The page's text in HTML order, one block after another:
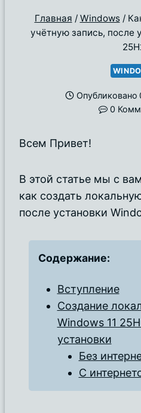
Главная / Windows /
учётную запись, после
Опубликовано
0
Всем Привет!
В этой статье мы с
как создать
после установки
Содержание:
Вступление
Создание
Windows 11
установки
Без
С